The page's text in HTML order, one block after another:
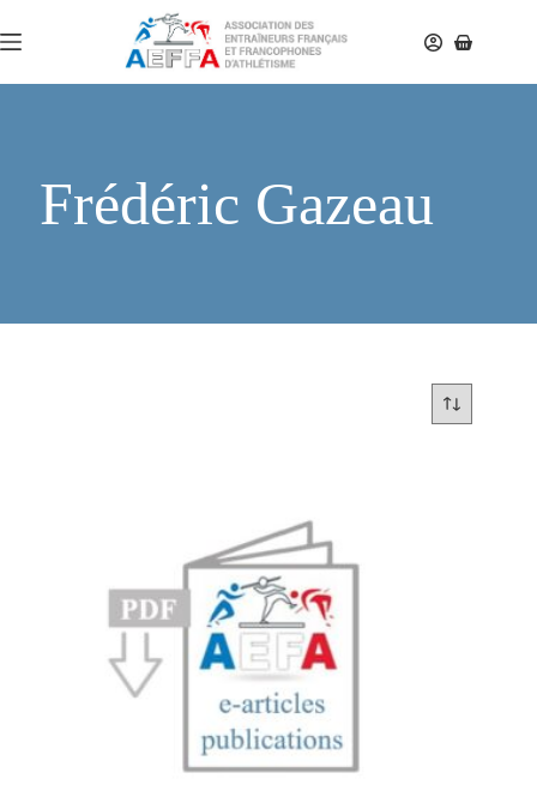
Frédéric Gazeau